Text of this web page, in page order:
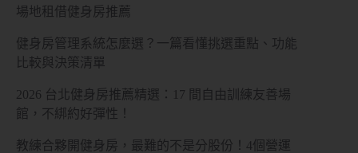
場地租借健身房推薦
健身房管理系統怎麼選？一篇看懂挑選重點、功能
比較與決策清單
2026 台北健身房推薦精選：17 間自由訓練友善場
館，不綁約好彈性！
教練合夥開健身房，最難的不是分股份！4個營運
流
員
統